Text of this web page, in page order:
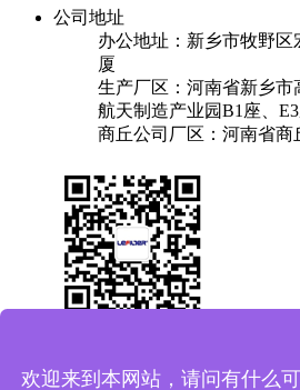
公司地址
办公地址：新乡市牧野
厦
生产厂区：河南省新乡
航天制造产业园B1座、
商丘公司厂区：河南省
欢迎来到本网站，请问有什么